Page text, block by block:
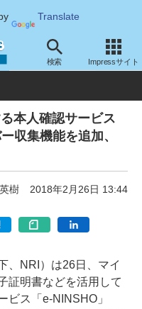
Translate
検索 Impressサイト
ュリティサービス
本人確認サービス
収集機能を追加、
樹 2018年2月26日 13:44
、NRI）は26日、マイ
証明書などを活用して
ビス「e-NINSHO」